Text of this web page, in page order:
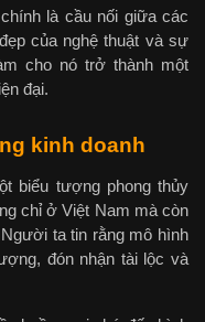
là cầu nối giữa các
của nghệ thuật và sự
cho nó trở thành một
đại.
kinh doanh
biểu tượng phong thủy
chỉ ở Việt Nam mà còn
ta tin rằng mô hình
đón nhận tài lộc và